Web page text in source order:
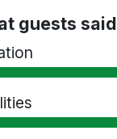
guests said